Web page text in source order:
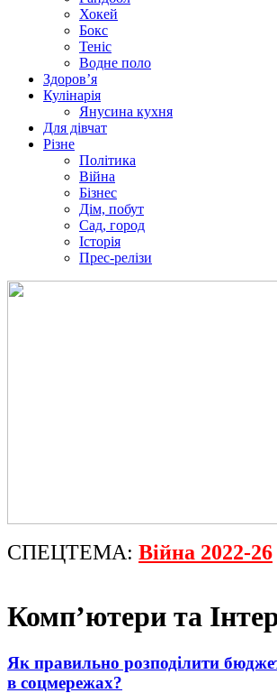
Хокей
Бокс
Теніс
Водне поло
Здоров’я
Кулінарія
Янусина кухня
Для дівчат
Різне
Політика
Війна
Бізнес
Дім, побут
Сад, город
Історія
Прес-релізи
СПЕЦТЕМА: Війна 2022-26
Комп’ютери та
Як правильно розподілити
в соцмережах?